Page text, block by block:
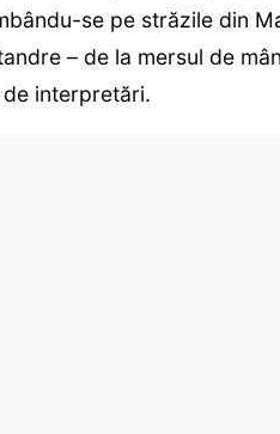
se pe străzile din
– de la mersul de
interpretări.